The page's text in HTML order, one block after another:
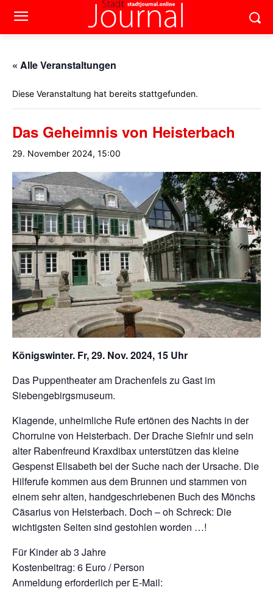
« Alle Veranstaltungen
Diese Veranstaltung hat bereits stattgefunden.
Das Geheimnis von Heisterbach
29. November 2024, 15:00
Königswinter. Fr, 29. Nov. 2024, 15 Uhr
Das Puppentheater am Drachenfels zu Gast im
Siebengebirgsmuseum.
Klagende, unheimliche Rufe ertönen des Nachts in der
Chorruine von Heisterbach. Der Drache Siefnir und sein
alter Rabenfreund Kraxdibax unterstützen das kleine
Gespenst Elisabeth bei der Suche nach der Ursache. Die
Hilferufe kommen aus dem Brunnen und stammen von
einem sehr alten, handgeschriebenen Buch des Mönchs
Cäsarius von Heisterbach. Doch – oh Schreck: Die
wichtigsten Seiten sind gestohlen worden …!
Für Kinder ab 3 Jahre
Kostenbeitrag: 6 Euro / Person
Anmeldung erforderlich per E-Mail: